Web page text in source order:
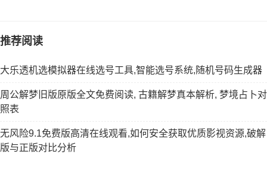
推荐阅读
大乐透机选模拟器在线选号工具,智能选号系统,随机号码生成器
周公解梦旧版原版全文免费阅读, 古籍解梦真本解析, 梦境占卜对
照表
无风险9.1免费版高清在线观看,如何安全获取优质影视资源,破解
版与正版对比分析